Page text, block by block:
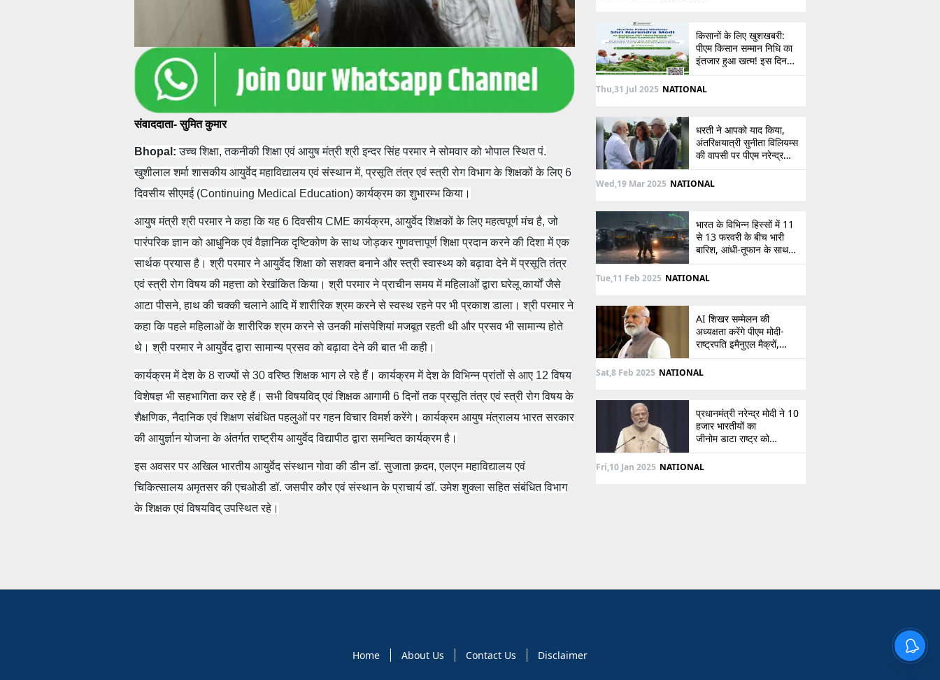
संवाददाता- सुमित कुमार
Bhopal:उच्च शिक्षा, तकनीकी शिक्षा एवं आयुष मंत्री श्री इन्दर सिंह परमार ने सोमवार को भोपाल स्थित पं.
खुशीलाल शर्मा शासकीय आयुर्वेद महाविद्यालय एवं संस्थान में, प्रसूति तंत्र एवं स्त्री रोग विभाग के शिक्षकों के लिए 6
दिवसीय सीएमई (Continuing Medical Education) कार्यक्रम का शुभारम्भ किया।
आयुष मंत्री श्री परमार ने कहा कि यह 6 दिवसीय CME कार्यक्रम, आयुर्वेद शिक्षकों के लिए महत्वपूर्ण मंच है, जो
पारंपरिक ज्ञान को आधुनिक एवं वैज्ञानिक दृष्टिकोण के साथ जोड़कर गुणवत्तापूर्ण शिक्षा प्रदान करने की दिशा में एक
सार्थक प्रयास है। श्री परमार ने आयुर्वेद शिक्षा को सशक्त बनाने और स्त्री स्वास्थ्य को बढ़ावा देने में प्रसूति तंत्र
एवं स्त्री रोग विषय की महत्ता को रेखांकित किया। श्री परमार ने प्राचीन समय में महिलाओं द्वारा घरेलू कार्यों जैसे
आटा पीसने, हाथ की चक्की चलाने आदि में शारीरिक श्रम करने से स्वस्थ रहने पर भी प्रकाश डाला। श्री परमार ने
कहा कि पहले महिलाओं के शारीरिक श्रम करने से उनकी मांसपेशियां मजबूत रहती थी और प्रसव भी सामान्य होते
थे। श्री परमार ने आयुर्वेद द्वारा सामान्य प्रसव को बढ़ावा देने की बात भी कही।
कार्यक्रम में देश के 8 राज्यों से 30 वरिष्ठ शिक्षक भाग ले रहे हैं। कार्यक्रम में देश के विभिन्न प्रांतों से आए 12 विषय
विशेषज्ञ भी सहभागिता कर रहे हैं। सभी विषयविद् एवं शिक्षक आगामी 6 दिनों तक प्रसूति तंत्र एवं स्त्री रोग विषय के
शैक्षणिक, नैदानिक एवं शिक्षण संबंधित पहलुओं पर गहन विचार विमर्श करेंगे। कार्यक्रम आयुष मंत्रालय भारत सरकार
की आयुर्ज्ञान योजना के अंतर्गत राष्ट्रीय आयुर्वेद विद्यापीठ द्वारा समन्वित कार्यक्रम है।
इस अवसर पर अखिल भारतीय आयुर्वेद संस्थान गोवा की डीन डॉ. सुजाता क़दम, एलएन महाविद्यालय एवं
चिकित्सालय अमृतसर की एचओडी डॉ. जसपीर कौर एवं संस्थान के प्राचार्य डॉ. उमेश शुक्ला सहित संबंधित विभाग
के शिक्षक एवं विषयविद् उपस्थित रहे।
किसानों के लिए खुशखबरी:
पीएम किसान सम्मान निधि का
इंतजार हुआ खत्म! इस दिन
खाते में आएंगे 2,000 रुपये,
देखें
Thu,31 Jul 2025 NATIONAL
धरती ने आपको याद किया,
अंतरिक्षयात्री सुनीता विलियम्स
की वापसी पर पीएम नरेन्द्र
मोदी की पोस्ट
Wed,19 Mar 2025 NATIONAL
भारत के विभिन्न हिस्सों में 11
से 13 फरवरी के बीच भारी
बारिश, आंधी-तूफान के साथ
बर्फबारी का अलर्ट
Tue,11 Feb 2025 NATIONAL
AI शिखर सम्मेलन की
अध्यक्षता करेंगे पीएम मोदी-
राष्ट्रपति इमैनुएल मैक्रों,
भारत-फ्रांस संबंधों को देंगे नई
दिशा
Sat,8 Feb 2025 NATIONAL
प्रधानमंत्री नरेन्द्र मोदी ने 10
हजार भारतीयों का
जीनोम डाटा राष्ट्र को
सौंपा, जानें इसके बारे में
Fri,10 Jan 2025 NATIONAL
Home About Us Contact Us Disclaimer